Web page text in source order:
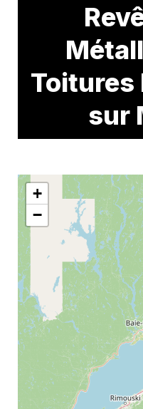
Toitures
sur
+
−